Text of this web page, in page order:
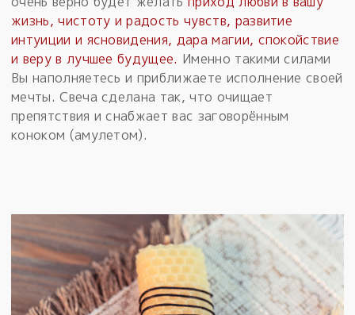
жизнь, чистоту и радость чувств, развитие
интуиции и ясновидения, дара магии, спокойствие
и веру в лучшее будущее. Именно такими силами
Вы наполняетесь и приближаете исполнение своей
мечты. Свеча сделана так, что очищает
препятствия и снабжает вас заговорённым
коноком (амулетом).